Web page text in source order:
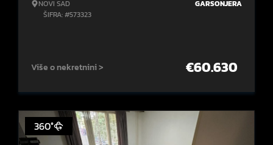
NOVI SAD
ŠIFRA: #573323
GARSONJERA
Više o nekretnini > €60.630
360°